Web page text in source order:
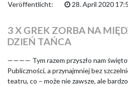
Veröffentlicht: 28. April 2020
3 X GREK ZORBA NA
DZIEŃ TAŃCA
———— Tym razem przyszło nam
Publiczności, a przynajmniej bez
teatru, co – może nie zawsze, ale